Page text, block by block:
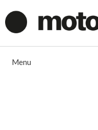
al
contenuto
Menu